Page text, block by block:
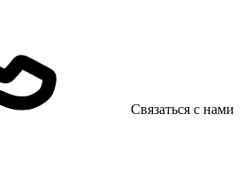
Связаться с нами